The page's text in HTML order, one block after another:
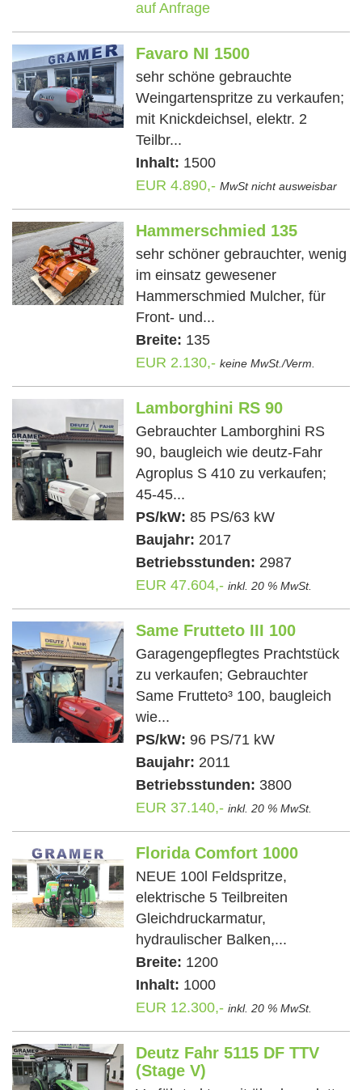
auf Anfrage
Favaro NI 1500
sehr schöne gebrauchte
Weingartenspritze zu verkaufen;
mit Knickdeichsel, elektr. 2
Teilbr...
Inhalt: 1500
EUR 4.890,- MwSt nicht ausweisbar
Hammerschmied 135
sehr schöner gebrauchter, wenig
im einsatz gewesener
Hammerschmied Mulcher, für
Front- und...
Breite: 135
EUR 2.130,- keine MwSt./Verm.
Lamborghini RS 90
Gebrauchter Lamborghini RS
90, baugleich wie deutz-Fahr
Agroplus S 410 zu verkaufen;
45-45...
PS/kW: 85 PS/63 kW
Baujahr: 2017
Betriebsstunden: 2987
EUR 47.604,- inkl. 20 % MwSt.
Same Frutteto III 100
Garagengepflegtes Prachtstück
zu verkaufen; Gebrauchter
Same Frutteto³ 100, baugleich
wie...
PS/kW: 96 PS/71 kW
Baujahr: 2011
Betriebsstunden: 3800
EUR 37.140,- inkl. 20 % MwSt.
Florida Comfort 1000
NEUE 100l Feldspritze,
elektrische 5 Teilbreiten
Gleichdruckarmatur,
hydraulischer Balken,...
Breite: 1200
Inhalt: 1000
EUR 12.300,- inkl. 20 % MwSt.
Deutz Fahr 5115 DF TTV
(Stage V)